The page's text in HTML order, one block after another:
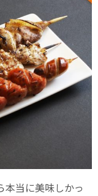
本当に美味しかっ